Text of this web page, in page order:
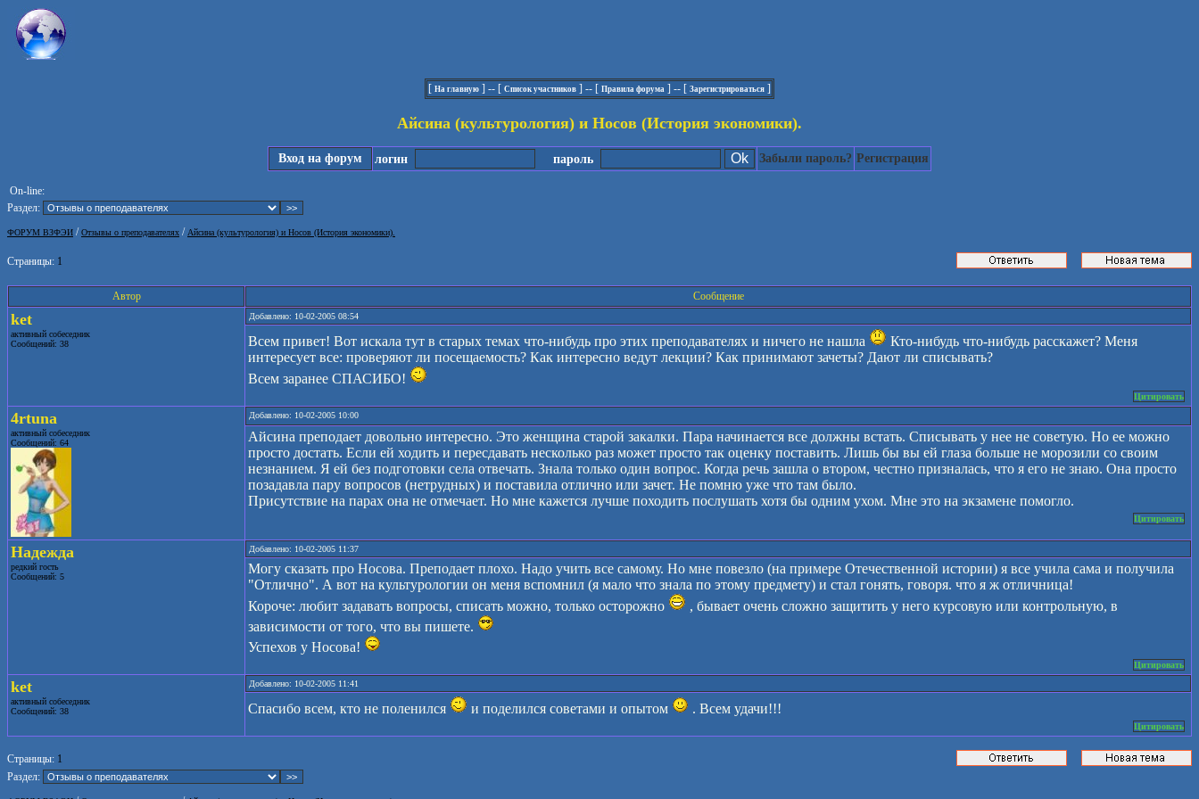
[ На главную ] -- [ Список участников ] -- [ Правила форума ] -- [ Зарегистрироваться ]
Айсина (культурология) и Носов (История экономики).
Вход на форум логин пароль Забыли пароль? Регистрация
On-line:
Раздел:
ФОРУМ ВЗФЭИ /Отзывы о преподавателях / Айсина (культурология) и Носов (История экономики).
Страницы: 1
Автор Сообщение
ket
активный собеседник
Сообщений: 38
Добавлено: 10-02-2005 08:54
Всем привет! Вот искала тут в старых темах что-нибудь про этих преподавателях и ничего не нашла
Кто-нибудь что-нибудь расскажет? Меня
интересует все: проверяют ли посещаемость? Как интересно ведут лекции? Как принимают зачеты? Дают ли списывать?
Всем заранее СПАСИБО!
Цитировать
4rtuna
активный собеседник
Сообщений: 64
Добавлено: 10-02-2005 10:00
Айсина преподает довольно интересно. Это женщина старой закалки. Пара начинается все должны встать. Списывать у нее не советую. Но ее можно
просто достать. Если ей ходить и пересдавать несколько раз может просто так оценку поставить. Лишь бы вы ей глаза больше не морозили со своим
незнанием. Я ей без подготовки села отвечать. Знала только один вопрос. Когда речь зашла о втором, честно призналась, что я его не знаю. Она просто
позадавла пару вопросов (нетрудных) и поставила отлично или зачет. Не помню уже что там было.
Присутствие на парах она не отмечает. Но мне кажется лучше походить послушать хотя бы одним ухом. Мне это на экзамене помогло.
Цитировать
Надежда
редкий гость
Сообщений: 5
Добавлено: 10-02-2005 11:37
Могу сказать про Носова. Преподает плохо. Надо учить все самому. Но мне повезло (на примере Отечественной истории) я все учила сама и получила
"Отлично". А вот на культурологии он меня вспомнил (я мало что знала по этому предмету) и стал гонять, говоря. что я ж отличница!
Короче: любит задавать вопросы, списать можно, только осторожно
, бывает очень сложно защитить у него курсовую или контрольную, в
зависимости от того, что вы пишете.
Успехов у Носова!
Цитировать
ket
активный собеседник
Сообщений: 38
Добавлено: 10-02-2005 11:41
Спасибо всем, кто не поленился и поделился советами и опытом . Всем удачи!!!
Цитировать
Страницы: 1
Раздел: